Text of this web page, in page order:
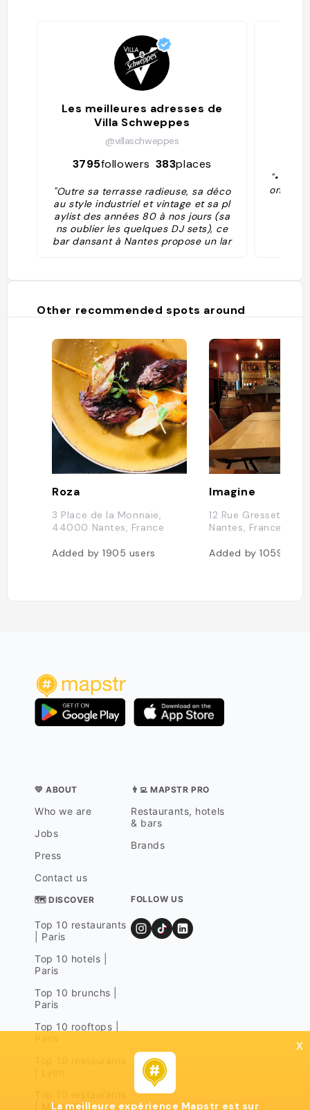
Les meilleures adresses de
Villa Schweppes
@villaschweppes
3795followers 383places
"Outre sa terrasse radieuse, sa déco
au style industriel et vintage et sa pl
aylist des années 80 à nos jours (sa
ns oublier les quelques DJ sets), ce
bar dansant à Nantes propose un lar
"• Bar
ong de
Other recommended spots around
Roza
3 Place de la Monnaie,
44000 Nantes, France
Added by1905 users
Imagine
12 Rue Gresset,
Nantes, France
Added by1059
💛 ABOUT
Who we are
Jobs
Press
Contact us
👨‍💻 MAPSTR PRO
Restaurants, hotels
& bars
Brands
🗺 DISCOVER
Top 10 restaurants
| Paris
Top 10 hotels |
Paris
Top 10 brunchs |
Paris
Top 10 rooftops |
| Marseille
FOLLOW US
x
La meilleure expérience Mapstr est sur